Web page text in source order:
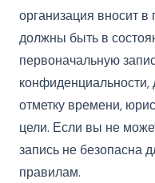
организация вносит
должны быть в
первоначальную
отметку времени,
цели. Если вы не
запись не безопасна
правилам.